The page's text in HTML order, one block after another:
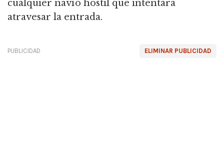
cualquier navío hostil que intentara
atravesar la entrada.
ELIMINAR PUBLICIDAD
PUBLICIDAD